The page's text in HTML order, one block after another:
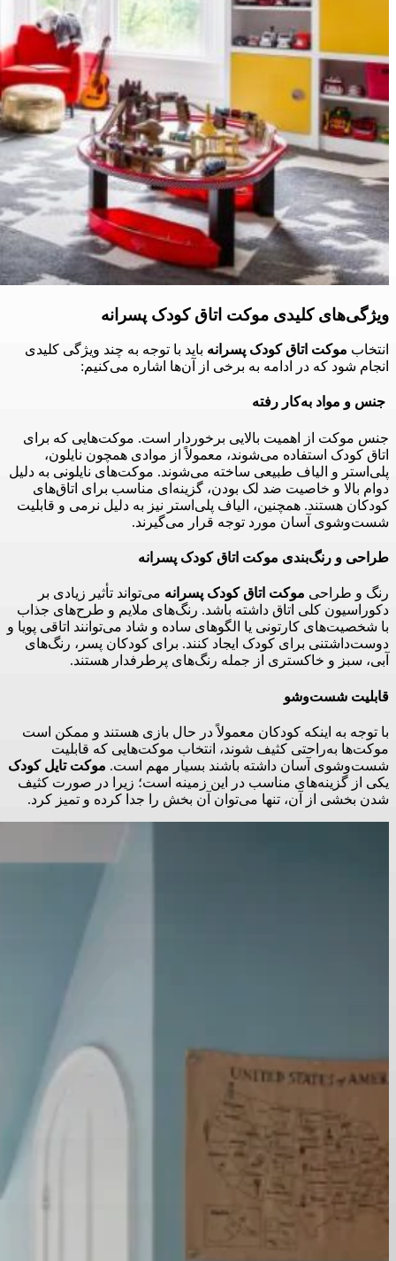
ویژگی‌های کلیدی موکت اتاق کودک پسرانه
انتخاب موکت اتاق کودک پسرانه باید با توجه به چند ویژگی کلیدی
انجام شود که در ادامه به برخی از آن‌ها اشاره می‌کنیم:
جنس و مواد به‌کار رفته
جنس موکت از اهمیت بالایی برخوردار است. موکت‌هایی که برای
اتاق کودک استفاده می‌شوند، معمولاً از موادی همچون نایلون،
پلی‌استر و الیاف طبیعی ساخته می‌شوند. موکت‌های نایلونی به دلیل
دوام بالا و خاصیت ضد لک بودن، گزینه‌ای مناسب برای اتاق‌های
کودکان هستند. همچنین، الیاف پلی‌استر نیز به دلیل نرمی و قابلیت
شست‌وشوی آسان مورد توجه قرار می‌گیرند.
طراحی و رنگ‌بندی موکت اتاق کودک پسرانه
رنگ و طراحی موکت اتاق کودک پسرانه می‌تواند تأثیر زیادی بر
دکوراسیون کلی اتاق داشته باشد. رنگ‌های ملایم و طرح‌های جذاب
با شخصیت‌های کارتونی یا الگوهای ساده و شاد می‌توانند اتاقی پویا و
دوست‌داشتنی برای کودک ایجاد کنند. برای کودکان پسر، رنگ‌های
آبی، سبز و خاکستری از جمله رنگ‌های پرطرفدار هستند.
قابلیت شست‌وشو
با توجه به اینکه کودکان معمولاً در حال بازی هستند و ممکن است
موکت‌ها به‌راحتی کثیف شوند، انتخاب موکت‌هایی که قابلیت
شست‌وشوی آسان داشته باشند بسیار مهم است. موکت تایل کودک
یکی از گزینه‌های مناسب در این زمینه است؛ زیرا در صورت کثیف
شدن بخشی از آن، تنها می‌توان آن بخش را جدا کرده و تمیز کرد.